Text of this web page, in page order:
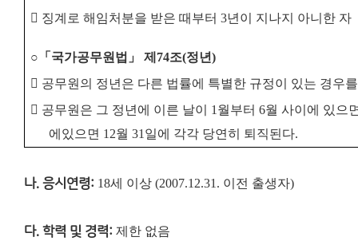
󰋻 징계로 해임처분을 받은 때부터 3년이 지나지 아니한 자
○ 「 국가공무원법 」 제 74조(정년)
󰋻 공무원의 정년은 다른 법률에 특별한 규정이 있는 경우
󰋻 공무원은 그 정년에 이른 날이 1 월부터 6월 사이에 있으
에 있으면 12월 31 일에 각각 당연히 퇴직된다.
나. 응시연령: 18세 이상 (2007.12.31. 이전 출생자)
다. 학력 및 경력: 제한 없음